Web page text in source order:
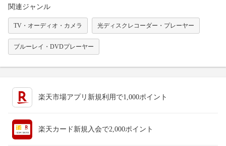
関連ジャンル
TV・オーディオ・カメラ 光ディスクレコーダー・プレーヤー
ブルーレイ・DVDプレーヤー
楽天市場アプリ新規利用で1,000ポイント
楽天カード新規入会で2,000ポイント